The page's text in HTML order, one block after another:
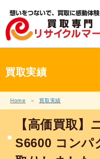
ス
買取実績
Home 買取実績
【高価買取】
S6600 コンパ